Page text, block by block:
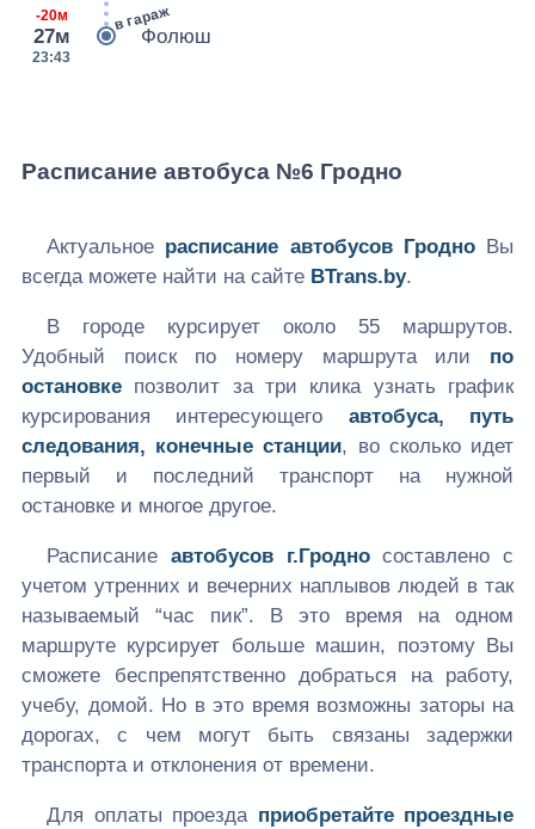
-20м
27м
23:43
в гараж
Фолюш
Расписание автобуса №6 Гродно
Актуальное расписание автобусов ГродноВы
всегда можете найти на сайте BTrans.by.
В городе курсирует около 55 маршрутов.
Удобный поиск по номеру маршрута или по
остановке позволит за три клика узнать график
курсирования интересующего автобуса, путь
следования, конечные станции, во сколько идет
первый и последний транспорт на нужной
остановке и многое другое.
Расписание автобусов г.Гродносоставлено с
учетом утренних и вечерних наплывов людей в так
называемый “час пик”. В это время на одном
маршруте курсирует больше машин, поэтому Вы
сможете беспрепятственно добраться на работу,
учебу, домой. Но в это время возможны заторы на
дорогах, с чем могут быть связаны задержки
транспорта и отклонения от времени.
Для оплаты проезда приобретайте проездные